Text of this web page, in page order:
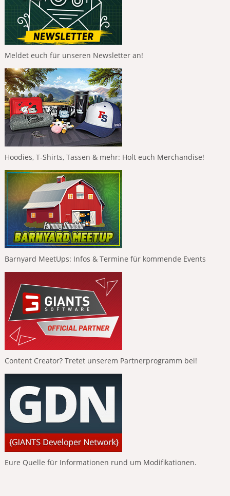
Meldet euch für unseren Newsletter an!
Hoodies, T-Shirts, Tassen & mehr: Holt euch Merchandise!
Barnyard MeetUps: Infos & Termine für kommende Events
Content Creator? Tretet unserem Partnerprogramm bei!
Eure Quelle für Informationen rund um Modifikationen.